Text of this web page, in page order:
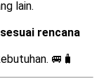
lain.
rencana
🚐🧳